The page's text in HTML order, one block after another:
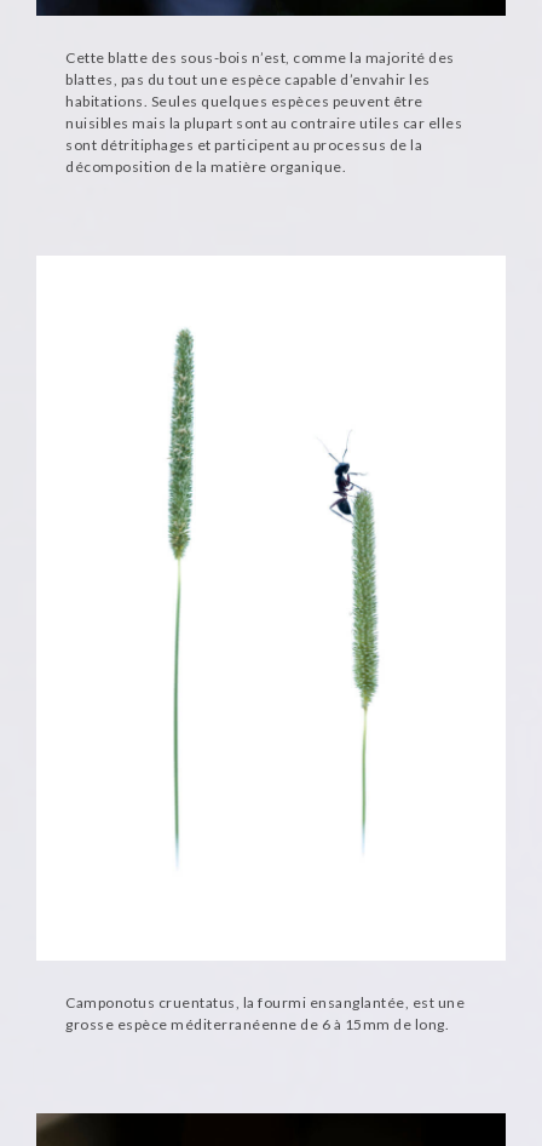
Cette blatte des sous-bois n’est, comme la majorité des
blattes, pas du tout une espèce capable d’envahir les
habitations. Seules quelques espèces peuvent être
nuisibles mais la plupart sont au contraire utiles car elles
sont détritiphages et participent au processus de la
décomposition de la matière organique.
Camponotus cruentatus, la fourmi ensanglantée, est une
grosse espèce méditerranéenne de 6 à 15mm de long.